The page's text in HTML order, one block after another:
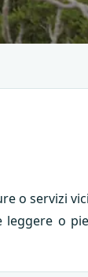
o servizi
leggere o